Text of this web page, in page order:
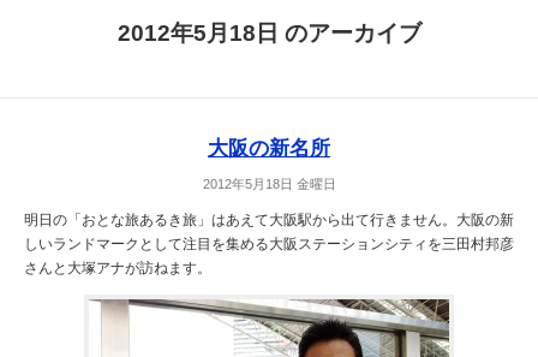
2012年5月18日 のアーカイブ
大阪の新名所
2012年5月18日 金曜日
明日の「おとな旅あるき旅」はあえて大阪駅から出て行きません。大阪の新
しいランドマークとして注目を集める大阪ステーションシティを三田村邦彦
さんと大塚アナが訪ねます。